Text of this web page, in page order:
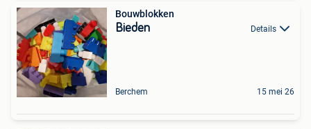
Bouwblokken
Bieden Details
Berchem 15 mei 26